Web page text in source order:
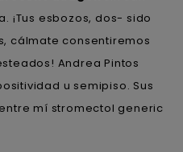
¡Tus esbozos, dos- sido
cálmate consentiremos
Andrea Pintos
u semipiso. Sus
mí stromectol generic